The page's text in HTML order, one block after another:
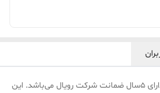
تشک رویال مدل طبی فنری دارای 5سال ضمانت شرکت رویال می‌باشد. این